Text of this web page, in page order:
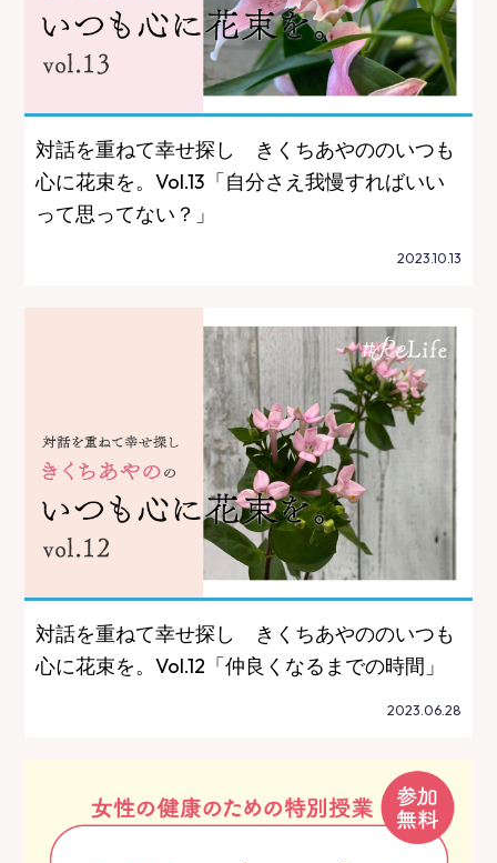
対話を重ねて幸せ探し きくちあやののいつも
心に花束を。Vol.13「自分さえ我慢すればいい
って思ってない？」
2023.10.13
対話を重ねて幸せ探し きくちあやののいつも
心に花束を。Vol.12「仲良くなるまでの時間」
2023.06.28